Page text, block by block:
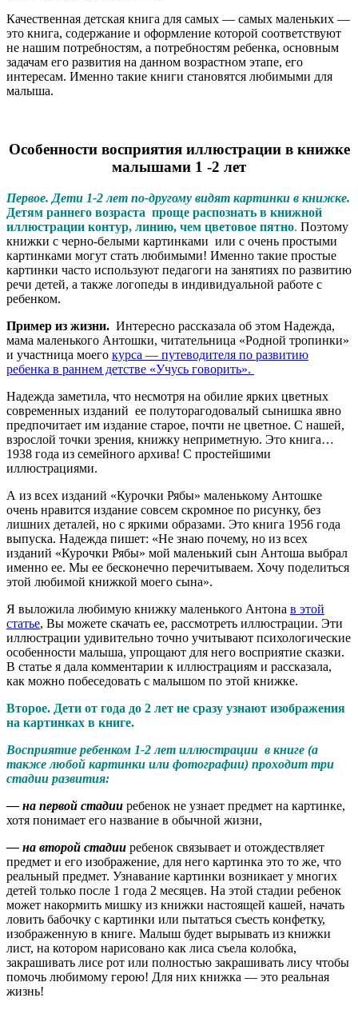
Качественная детская книга для самых — самых маленьких —
это книга, содержание и оформление которой соответствуют
не нашим потребностям, а потребностям ребенка, основным
задачам его развития на данном возрастном этапе, его
интересам. Именно такие книги становятся любимыми для
малыша.
Особенности восприятия иллюстрации в книжке
малышами 1 -2 лет
Первое. Дети 1-2 лет по-другому видят картинки в книжке.
Детям раннего возраста проще распознать в книжной
иллюстрации контур, линию, чем цветовое пятно. Поэтому
книжки с черно-белыми картинками или с очень простыми
картинками могут стать любимыми! Именно такие простые
картинки часто используют педагоги на занятиях по развитию
речи детей, а также логопеды в индивидуальной работе с
ребенком.
Пример из жизни. Интересно рассказала об этом Надежда,
мама маленького Антошки, читательница «Родной тропинки»
и участница моего курса — путеводителя по развитию
ребенка в раннем детстве «Учусь говорить».
Надежда заметила, что несмотря на обилие ярких цветных
современных изданий ее полуторагодовалый сынишка явно
предпочитает им издание старое, почти не цветное. С нашей,
взрослой точки зрения, книжку неприметную. Это книга…
1938 года из семейного архива! С простейшими
иллюстрациями.
А из всех изданий «Курочки Рябы» маленькому Антошке
очень нравится издание совсем скромное по рисунку, без
лишних деталей, но с яркими образами. Это книга 1956 года
выпуска. Надежда пишет: «Не знаю почему, но из всех
изданий «Курочки Рябы» мой маленький сын Антоша выбрал
именно ее. Мы ее бесконечно перечитываем. Хочу поделиться
этой любимой книжкой моего сына».
Я выложила любимую книжку маленького Антона в этой
статье, Вы можете скачать ее, рассмотреть иллюстрации. Эти
иллюстрации удивительно точно учитывают психологические
особенности малыша, упрощают для него восприятие сказки.
В статье я дала комментарии к иллюстрациям и рассказала,
как можно побеседовать с малышом по этой книжке.
Второе. Дети от года до 2 лет не сразу узнают изображения
на картинках в книге.
Восприятие ребенком 1-2 лет иллюстрации в книге (а
также любой картинки или фотографии) проходит три
стадии развития:
— на первой стадии ребенок не узнает предмет на картинке,
хотя понимает его название в обычной жизни,
— на второй стадии ребенок связывает и отождествляет
предмет и его изображение, для него картинка это то же, что
реальный предмет. Узнавание картинки возникает у многих
детей только после 1 года 2 месяцев. На этой стадии ребенок
может накормить мишку из книжки настоящей кашей, начать
ловить бабочку с картинки или пытаться съесть конфетку,
изображенную в книге. Малыш будет вырывать из книжки
лист, на котором нарисовано как лиса съела колобка,
закрашивать лисе рот или полностью закрашивать лису чтобы
помочь любимому герою! Для них книжка — это реальная
жизнь!